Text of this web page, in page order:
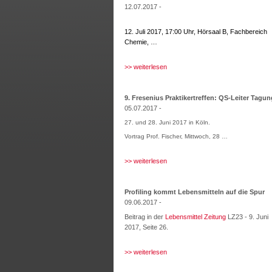
12.07.2017 -
12. Juli 2017, 17:00 Uhr, Hörsaal B, Fachbereich
Chemie, …
>> weiterlesen
9. Fresenius Praktikertreffen: QS-Leiter
05.07.2017 -
27. und 28. Juni 2017 in Köln.
Vortrag Prof. Fischer, Mittwoch, 28 …
>> weiterlesen
Profiling kommt Lebensmitteln auf die Spur
09.06.2017 -
Beitrag in der Lebensmittel Zeitung LZ23 - 9. Juni
2017, Seite 26.
>> weiterlesen